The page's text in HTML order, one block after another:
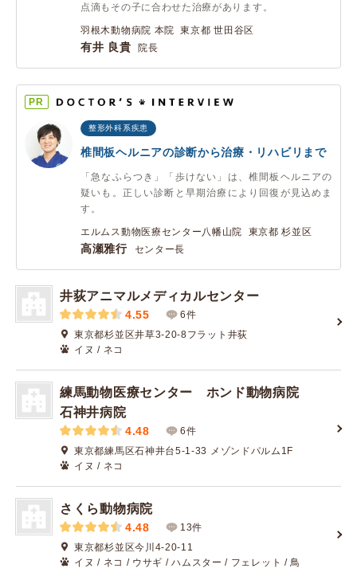
点滴もその子に合わせた治療があります。
羽根木動物病院 本院 東京都 世田谷区
有井 良貴 院長
PR
整形外科系疾患
椎間板ヘルニアの診断から治療・リハビリまで
「急なふらつき」「歩けない」は、椎間板ヘルニアの
疑いも。正しい診断と早期治療により回復が見込めま
す。
エルムス動物医療センター八幡山院 東京都 杉並区
高瀬雅行 センター長
井荻アニマルメディカルセンター
4.55
6件
東京都杉並区井草3-20-8フラット井荻
イヌ / ネコ
練馬動物医療センター ホンド動物病院
石神井病院
4.48
6件
東京都練馬区石神井台5-1-33 メゾンドパルム1F
イヌ / ネコ
さくら動物病院
4.48
13件
東京都杉並区今川4-20-11
イヌ / ネコ / ウサギ / ハムスター / フェレット / 鳥